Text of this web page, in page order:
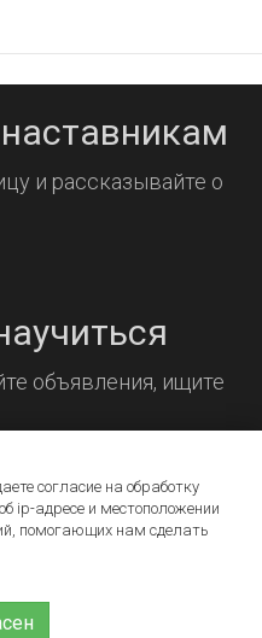
и рассказывайте о
объявления, ищите
согласие на обработку
ip-адресе и местоположении
помогающих нам сделать